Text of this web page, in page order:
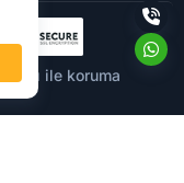
ile koruma